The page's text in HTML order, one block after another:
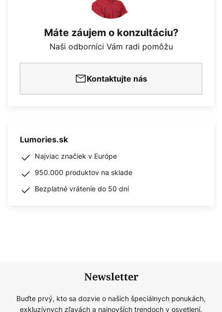
Máte záujem o konzultáciu?
Naši odborníci Vám radi pomôžu
Kontaktujte nás
Lumories.sk
Najviac značiek v Európe
950.000 produktov na sklade
Bezplatné vrátenie do 50 dní
Newsletter
Buďte prvý, kto sa dozvie o našich špeciálnych ponukách,
exkluzívnych zľavách a najnovších trendoch v osvetlení.